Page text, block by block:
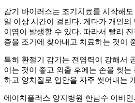
감기 바이러스는 조기치료를 시작해
일 이상 시간이 걸린다. 게다가 개인의
이염이 발생할 수 있다. 따라서 빨리
증을 조기에 찾아내고 치료하는 것이
특히 환절기 감기는 전염력이 강해서
이는 것이 좋고 외출 후에는 손을 씻는
하고 양치질로 입안을 자주 씻어내는
에이치플러스 양지병원 한남수 이비